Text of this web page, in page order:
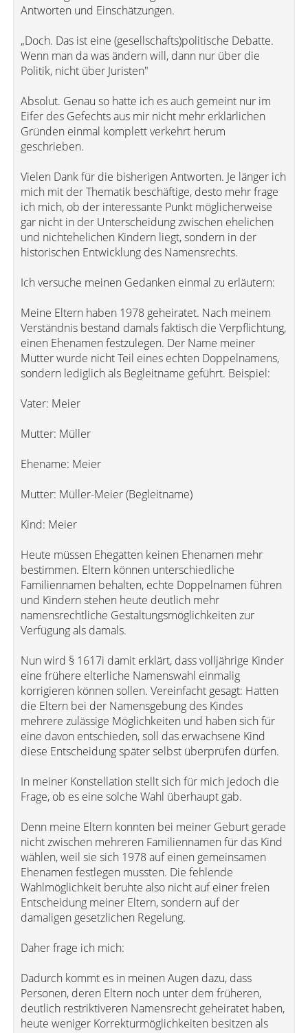
Antworten und Einschätzungen.
„Doch. Das ist eine (gesellschafts)politische Debatte.
Wenn man da was ändern will, dann nur über die
Politik, nicht über Juristen"
Absolut. Genau so hatte ich es auch gemeint nur im
Eifer des Gefechts aus mir nicht mehr erklärlichen
Gründen einmal komplett verkehrt herum
geschrieben.
Vielen Dank für die bisherigen Antworten. Je länger ich
mich mit der Thematik beschäftige, desto mehr frage
ich mich, ob der interessante Punkt möglicherweise
gar nicht in der Unterscheidung zwischen ehelichen
und nichtehelichen Kindern liegt, sondern in der
historischen Entwicklung des Namensrechts.
Ich versuche meinen Gedanken einmal zu erläutern:
Meine Eltern haben 1978 geheiratet. Nach meinem
Verständnis bestand damals faktisch die Verpflichtung,
einen Ehenamen festzulegen. Der Name meiner
Mutter wurde nicht Teil eines echten Doppelnamens,
sondern lediglich als Begleitname geführt. Beispiel:
Vater: Meier
Mutter: Müller
Ehename: Meier
Mutter: Müller-Meier (Begleitname)
Kind: Meier
Heute müssen Ehegatten keinen Ehenamen mehr
bestimmen. Eltern können unterschiedliche
Familiennamen behalten, echte Doppelnamen führen
und Kindern stehen heute deutlich mehr
namensrechtliche Gestaltungsmöglichkeiten zur
Verfügung als damals.
Nun wird § 1617i damit erklärt, dass volljährige Kinder
eine frühere elterliche Namenswahl einmalig
korrigieren können sollen. Vereinfacht gesagt: Hatten
die Eltern bei der Namensgebung des Kindes
mehrere zulässige Möglichkeiten und haben sich für
eine davon entschieden, soll das erwachsene Kind
diese Entscheidung später selbst überprüfen dürfen.
In meiner Konstellation stellt sich für mich jedoch die
Frage, ob es eine solche Wahl überhaupt gab.
Denn meine Eltern konnten bei meiner Geburt gerade
nicht zwischen mehreren Familiennamen für das Kind
wählen, weil sie sich 1978 auf einen gemeinsamen
Ehenamen festlegen mussten. Die fehlende
Wahlmöglichkeit beruhte also nicht auf einer freien
Entscheidung meiner Eltern, sondern auf der
damaligen gesetzlichen Regelung.
Daher frage ich mich:
Dadurch kommt es in meinen Augen dazu, dass
Personen, deren Eltern noch unter dem früheren,
deutlich restriktiveren Namensrecht geheiratet haben,
heute weniger Korrekturmöglichkeiten besitzen als